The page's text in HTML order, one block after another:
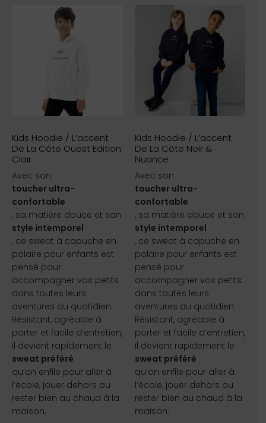
Kids Hoodie / L’accent
De La Côte Ouest Edition
Clair
Avec son
toucher ultra-
confortable
, sa matière douce et son
style intemporel
, ce sweat à capuche en
polaire pour enfants est
pensé pour
accompagner vos petits
dans toutes leurs
aventures du quotidien.
Résistant, agréable à
porter et facile d’entretien,
il devient rapidement le
sweat préféré
qu’on enfile pour aller à
l’école, jouer dehors ou
rester bien au chaud à la
maison.
Kids Hoodie / L’accent
De La Côte Noir &
Nuance
Avec son
toucher ultra-
confortable
, sa matière douce et son
style intemporel
, ce sweat à capuche en
polaire pour enfants est
pensé pour
accompagner vos petits
dans toutes leurs
aventures du quotidien.
Résistant, agréable à
porter et facile d’entretien,
il devient rapidement le
sweat préféré
qu’on enfile pour aller à
l’école, jouer dehors ou
rester bien au chaud à la
maison.